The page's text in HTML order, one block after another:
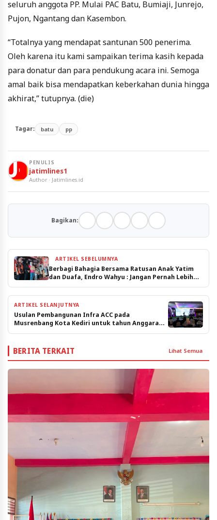
seluruh anggota PP. Mulai PAC Batu, Bumiaji, Junrejo,
Pujon, Ngantang dan Kasembon.
“Totalnya yang mendapat santunan 500 penerima.
Oleh karena itu kami sampaikan terima kasih kepada
para donatur dan para pendukung acara ini. Semoga
amal baik bisa mendapatkan keberkahan dunia hingga
akhirat,” tutupnya. (die)
Tagar: batu pp
PENULIS
jatimlines1
Author · Jatimlines.id
Bagikan:
ARTIKEL SEBELUMNYA
Berbagi Bahagia Bersama Ratusan Anak Yatim
dan Duafa, Endro Wahyu : Jangan Pernah Lebih
Berbuat Manfaat
ARTIKEL SELANJUTNYA
Usulan Pembangunan Infra ACC pada
Musrenbang Kota Kediri untuk tahun Anggaran
2025
BERITA TERKAIT Lihat Semua